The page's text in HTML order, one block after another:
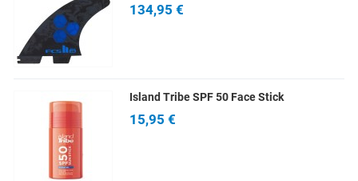
134,95 €
Island Tribe SPF 50 Face Stick
15,95 €